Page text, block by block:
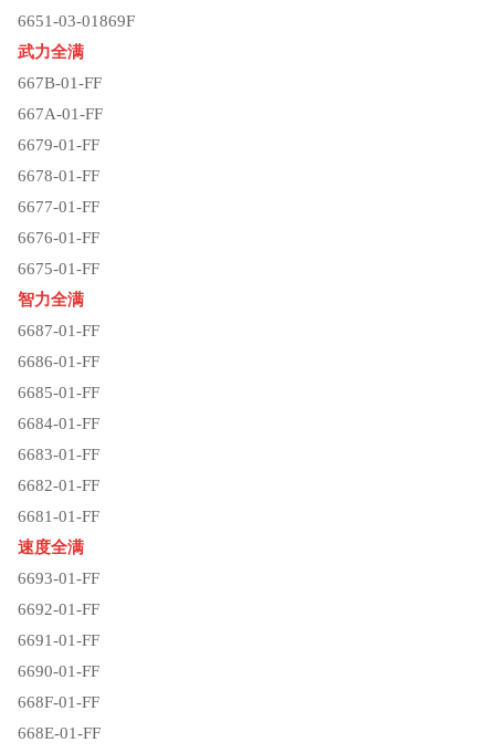
6651-03-01869F
武力全满
667B-01-FF
667A-01-FF
6679-01-FF
6678-01-FF
6677-01-FF
6676-01-FF
6675-01-FF
智力全满
6687-01-FF
6686-01-FF
6685-01-FF
6684-01-FF
6683-01-FF
6682-01-FF
6681-01-FF
速度全满
6693-01-FF
6692-01-FF
6691-01-FF
6690-01-FF
668F-01-FF
668E-01-FF